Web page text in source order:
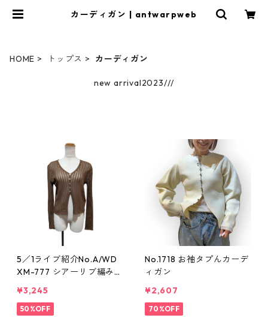
カーディガン | antwarpweb
HOME トップス カーディガン
new arrival2023///
5／1ライブ紹介No.A/WD
XM-777 シアーリブ編み
¥3,245
50%OFF
No.1718 お袖タプんカーデ
ィガン
¥2,607
70%OFF